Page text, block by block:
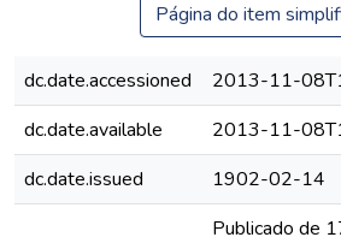
Página do item
dc.date.accessioned
2013-11-
dc.date.available
2013-11-
dc.date.issued
1902-02-14
Publicado de